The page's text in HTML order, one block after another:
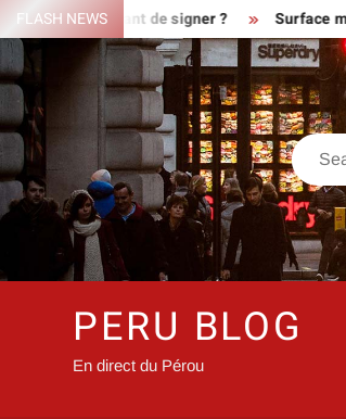
Skip
to
content
FLASH NEWS
avant de signer ? Surface minimum
PERU BLOG
En direct du Pérou